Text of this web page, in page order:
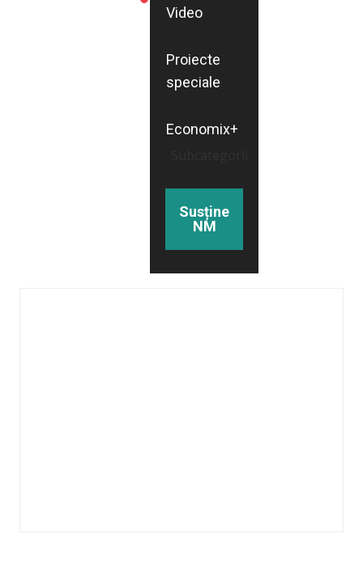
Video
Proiecte
speciale
Economix+
Susține
NM